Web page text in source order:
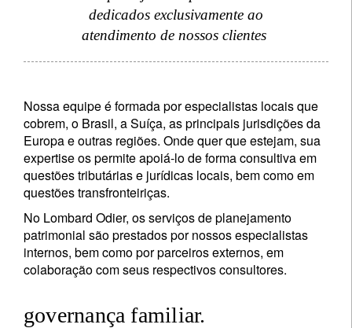
dedicados exclusivamente ao
atendimento de nossos clientes
Nossa equipe é formada por especialistas locais que
cobrem, o Brasil, a Suíça, as principais jurisdições da
Europa e outras regiões. Onde quer que estejam, sua
expertise os permite apoiá-lo de forma consultiva em
questões tributárias e jurídicas locais, bem como em
questões transfronteiriças.
No Lombard Odier, os serviços de planejamento
patrimonial são prestados por nossos especialistas
internos, bem como por parceiros externos, em
colaboração com seus respectivos consultores.
governança familiar.